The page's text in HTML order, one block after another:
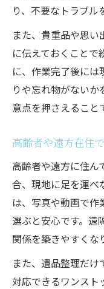
り、不要なトラブル
また、貴重品や思
に伝えておくことで
に、作業完了後に
りや忘れ物がない
意点を押さえること
高齢者や遠方在住
高齢者や遠方に住ん
合、現地に足を運べ
は、写真や動画で作
選ぶと安心です。遠
関係を築きやすくな
また、遺品整理だけ
対応できるワンスト